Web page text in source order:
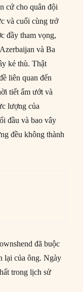
cứ cho quân đội
và cuối cùng trở
đầy tham vọng,
và Ba
kẻ thù. Thật
liên quan đến
tiết ẩm ướt và
lượng của
đầu và bao vây
đều không thành
đã buộc
lại của ông. Ngày
trong lịch sử